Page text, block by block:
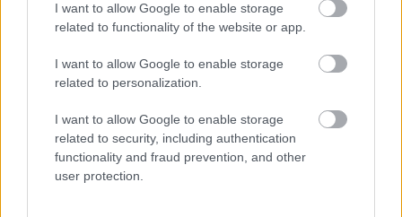
I want to allow Google to enable storage
related to functionality of the website or app.
I want to allow Google to enable storage
related to personalization.
I want to allow Google to enable storage
related to security, including authentication
functionality and fraud prevention, and other
user protection.